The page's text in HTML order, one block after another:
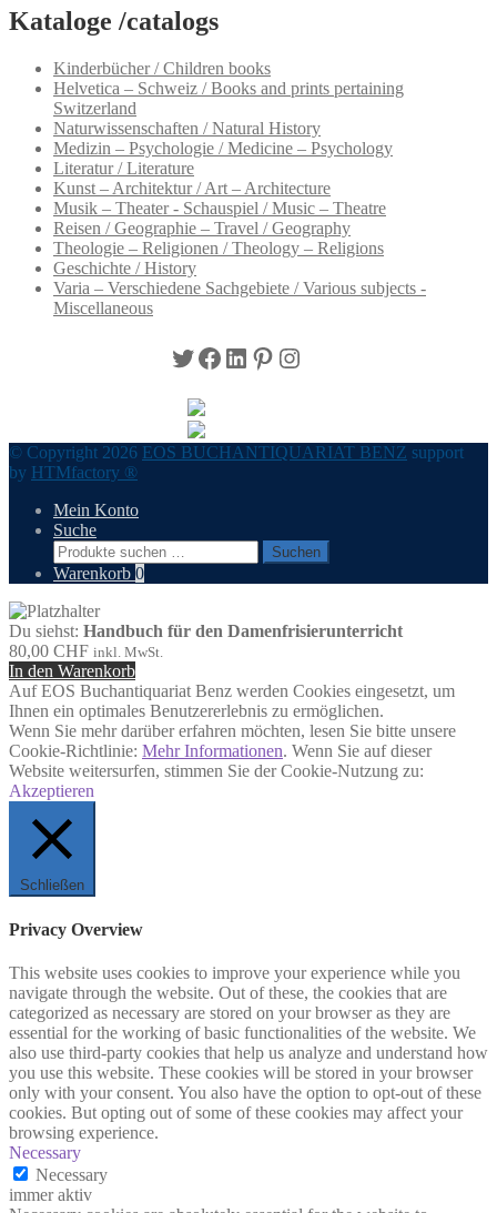
Kataloge /catalogs
Kinderbücher / Children books
Helvetica – Schweiz / Books and prints pertaining
Switzerland
Naturwissenschaften / Natural History
Medizin – Psychologie / Medicine – Psychology
Literatur / Literature
Kunst – Architektur / Art – Architecture
Musik – Theater - Schauspiel / Music – Theatre
Reisen / Geographie – Travel / Geography
Theologie – Religionen / Theology – Religions
Geschichte / History
Varia – Verschiedene Sachgebiete / Various subjects -
Miscellaneous
Twitter
Facebook
LinkedIn
Pinterest
Instagram
© Copyright 2026 EOS BUCHANTIQUARIAT BENZ support
by HTMfactory ®
Mein Konto
Suche
Suchen
nach:
Suchen
Warenkorb 0
Du siehst: Handbuch für den Damenfrisierunterricht
80,00 CHF inkl. MwSt.
In den Warenkorb
Auf EOS Buchantiquariat Benz werden Cookies eingesetzt, um
Ihnen ein optimales Benutzererlebnis zu ermöglichen.
Wenn Sie mehr darüber erfahren möchten, lesen Sie bitte unsere
Cookie-Richtlinie: Mehr Informationen. Wenn Sie auf dieser
Website weitersurfen, stimmen Sie der Cookie-Nutzung zu:
Akzeptieren
Schließen
Privacy Overview
This website uses cookies to improve your experience while you
navigate through the website. Out of these, the cookies that are
categorized as necessary are stored on your browser as they are
essential for the working of basic functionalities of the website. We
also use third-party cookies that help us analyze and understand how
you use this website. These cookies will be stored in your browser
only with your consent. You also have the option to opt-out of these
cookies. But opting out of some of these cookies may affect your
browsing experience.
Necessary
Necessary
immer aktiv